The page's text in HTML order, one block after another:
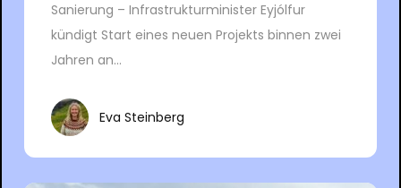
Sanierung – Infrastrukturminister Eyjólfur
kündigt Start eines neuen Projekts binnen zwei
Jahren an...
Eva Steinberg